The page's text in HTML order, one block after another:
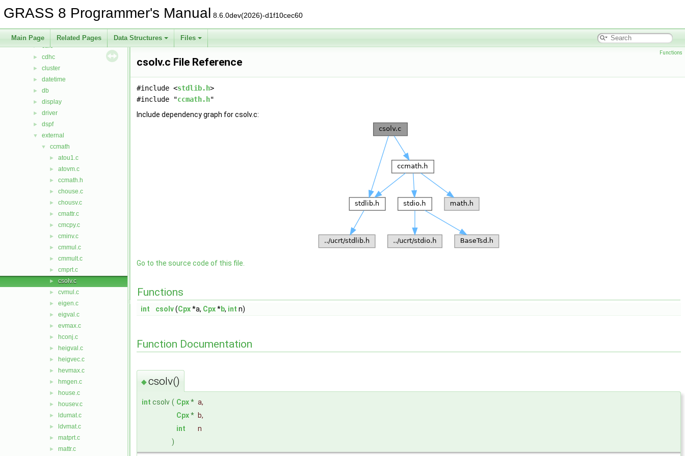
GRASS 8 Programmer's Manual 8.6.0dev(2026)-d1f10cec60
Main Page Related Pages Data Structures Files
► btree
► cairodriver
► calc
► cdhc
► cluster
► datetime
► db
► display
► driver
► dspf
▼ external
▼ ccmath
► atou1.c
► atovm.c
► ccmath.h
► chouse.c
► chousv.c
► cmattr.c
► cmcpy.c
► cminv.c
► cmmul.c
► cmmult.c
► cmprt.c
► csolv.c
► cvmul.c
► eigen.c
► eigval.c
► evmax.c
► hconj.c
► heigval.c
► heigvec.c
► hevmax.c
► hmgen.c
► house.c
► housev.c
► ldumat.c
► ldvmat.c
► matprt.c
► mattr.c
Functions
csolv.c File Reference
#include <stdlib.h>
#include "ccmath.h"
Include dependency graph for csolv.c:
Go to the source code of this file.
Functions
int csolv(Cpx*a, Cpx*b, int n)
Function Documentation
◆csolv()
int csolv ( Cpx* a,
Cpx* b,
int
n
)